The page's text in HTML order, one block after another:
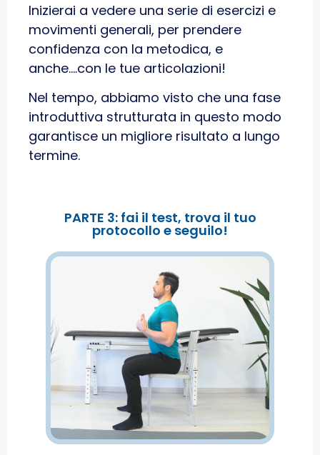
Inizierai a vedere una serie di esercizi e
movimenti generali, per prendere
confidenza con la metodica, e
anche….con le tue articolazioni!
Nel tempo, abbiamo visto che una fase
introduttiva strutturata in questo modo
garantisce un migliore risultato a lungo
termine.
PARTE 3: fai il test, trova il tuo
protocollo e seguilo!